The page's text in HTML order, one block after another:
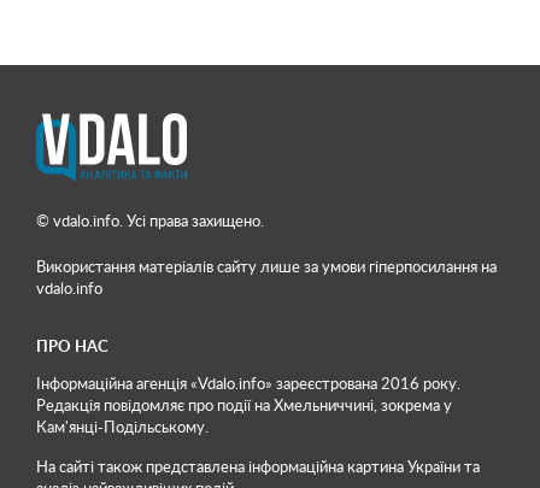
© vdalo.info. Усі права захищено.
Використання матеріалів сайту лише за умови гіперпосилання на
vdalo.info
ПРО НАС
Інформаційна агенція «Vdalo.info» зареєстрована 2016 року.
Редакція повідомляє про події на Хмельниччині, зокрема у
Кам'янці-Подільському.
На сайті також представлена інформаційна картина України та